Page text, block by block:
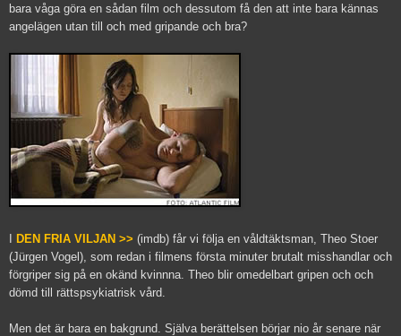
bara våga göra en sådan film och dessutom få den att inte bara kännas
angelägen utan till och med gripande och bra?
DEN FRIA VILJAN >> (imdb) får vi följa en våldtäktsman, Theo Stoer
(Jürgen Vogel), som redan i filmens första minuter brutalt misshandlar och
förgriper sig på en okänd kvinnna. Theo blir omedelbart gripen och och
dömd till rättspsykiatrisk vård.
Men det är bara en bakgrund. Själva berättelsen börjar nio år senare när